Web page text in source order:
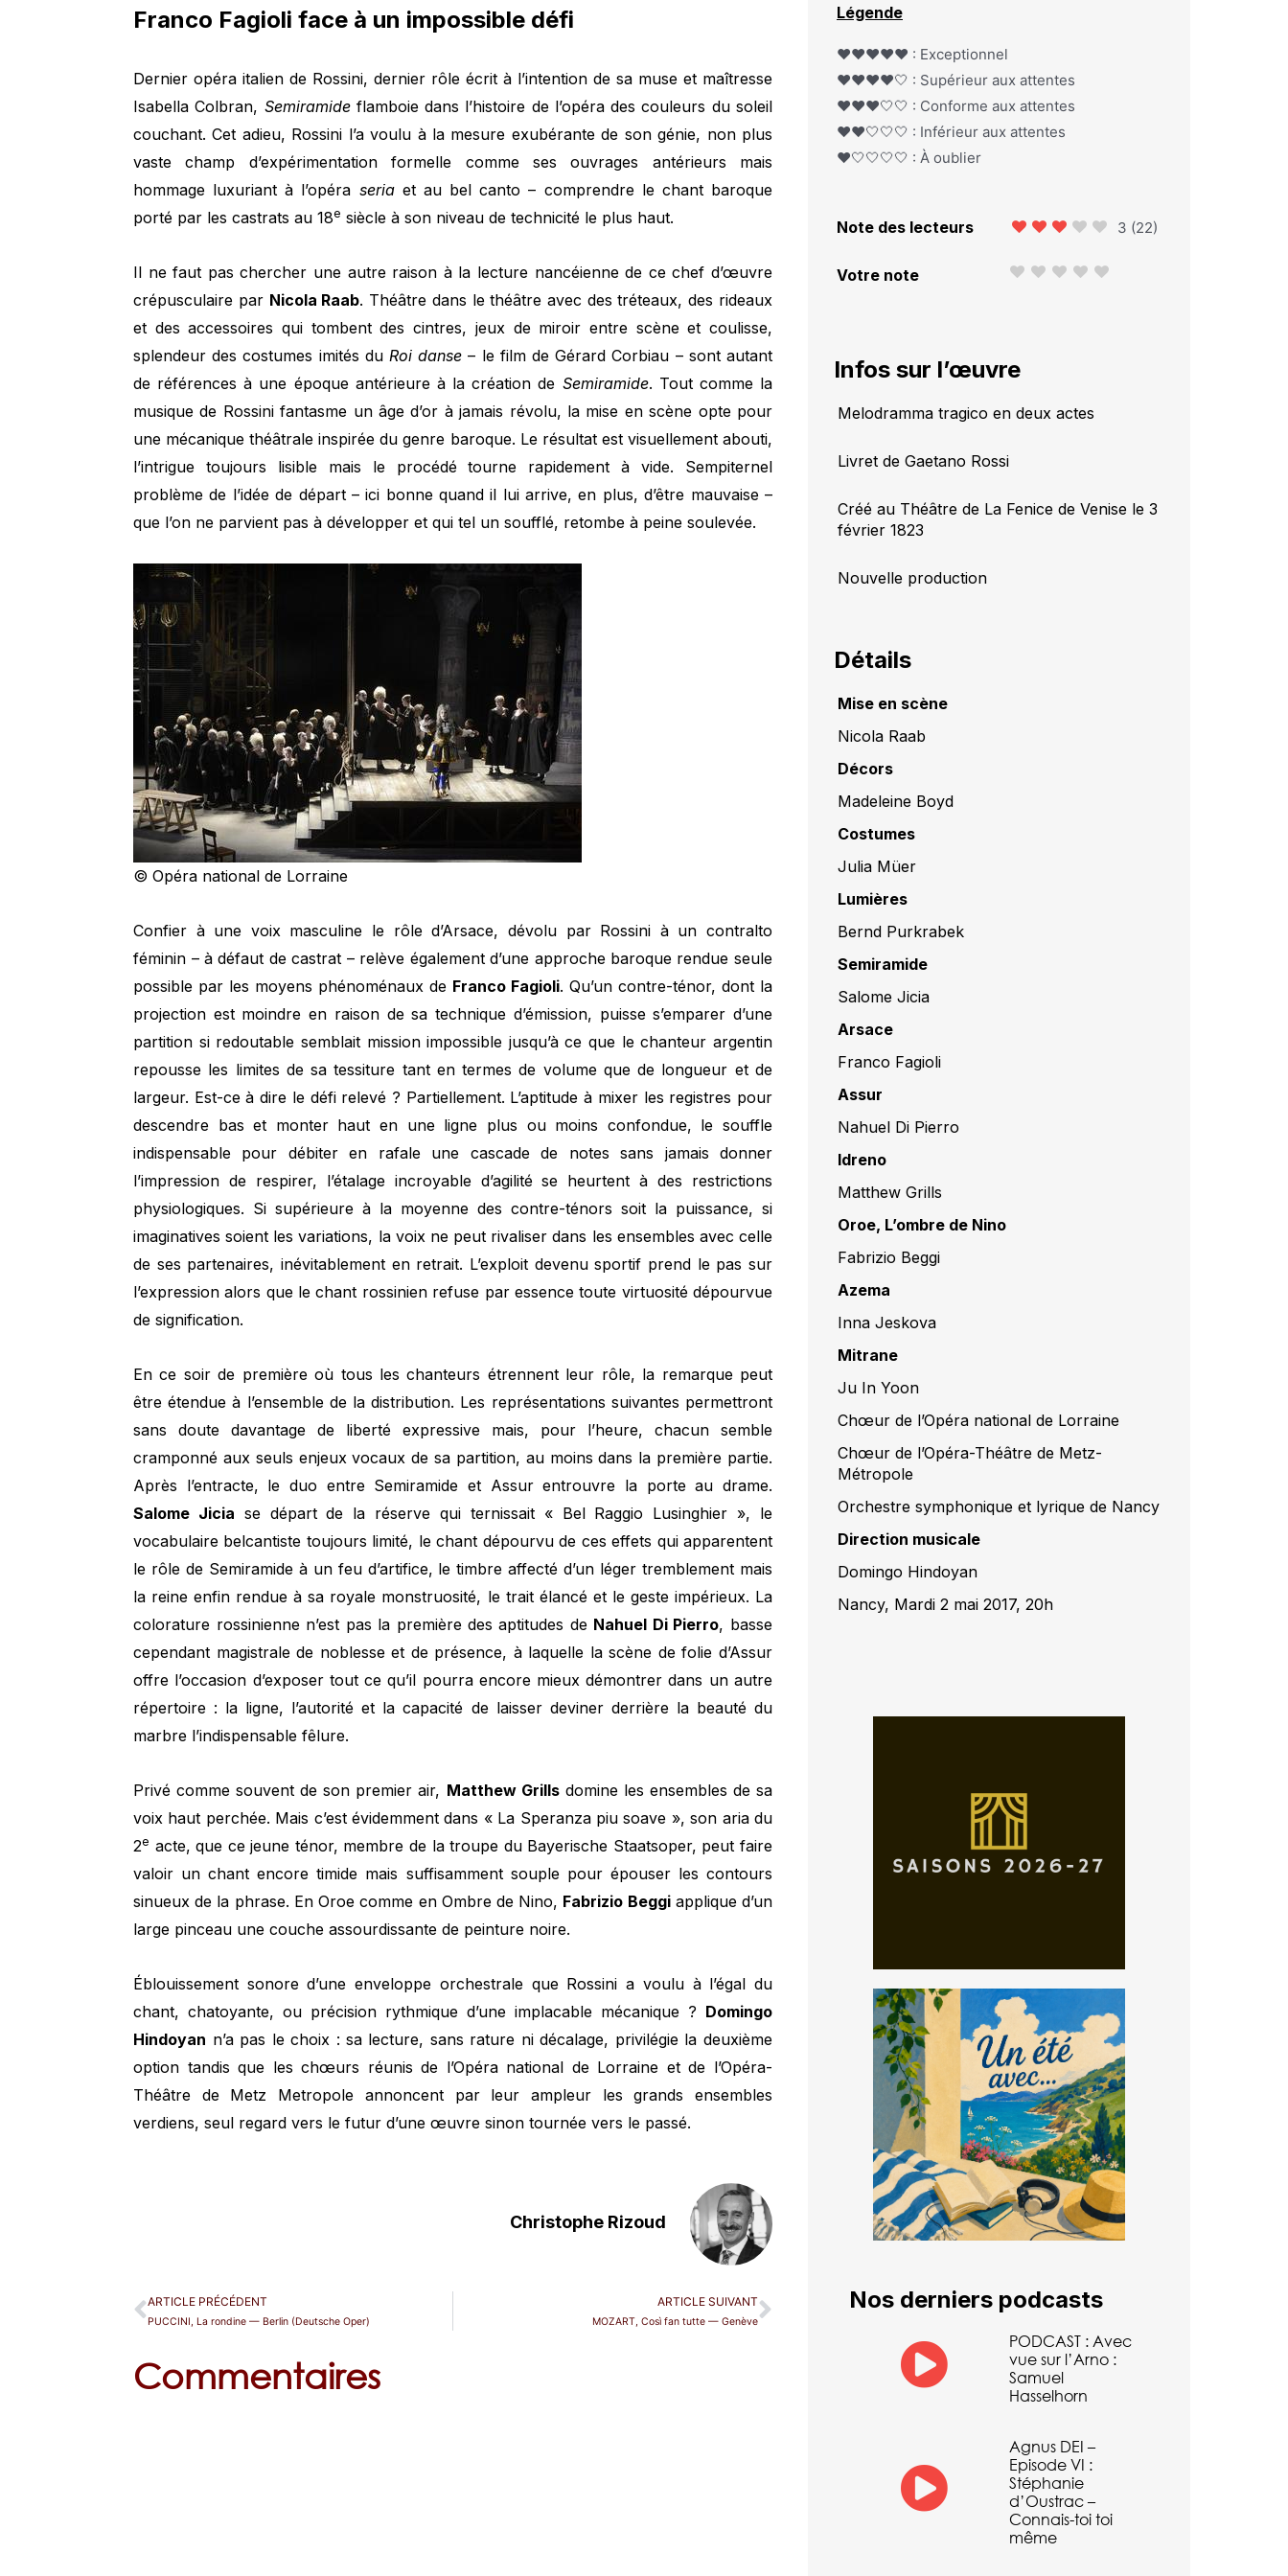
Franco Fagioli face à un impossible défi
Dernier opéra italien de Rossini, dernier rôle écrit à l’intention de sa muse et maîtresse
Isabella Colbran, Semiramideflamboie dans l’histoire de l’opéra des couleurs du soleil
couchant. Cet adieu, Rossini l’a voulu à la mesure exubérante de son génie, non plus
vaste champ d’expérimentation formelle comme ses ouvrages antérieurs mais
hommage luxuriant à l’opéra seriaet au bel canto – comprendre le chant baroque
porté par les castrats au 18e siècle à son niveau de technicité le plus haut.
Il ne faut pas chercher une autre raison à la lecture nancéienne de ce chef d’œuvre
crépusculaire par Nicola Raab. Théâtre dans le théâtre avec des tréteaux, des rideaux
et des accessoires qui tombent des cintres, jeux de miroir entre scène et coulisse,
splendeur des costumes imités duRoi danse – le film de Gérard Corbiau – sont autant
de références à une époque antérieure à la création de Semiramide. Tout comme la
musique de Rossini fantasme un âge d’or à jamais révolu, la mise en scène opte pour
une mécanique théâtrale inspirée du genre baroque. Le résultat est visuellement abouti,
l’intrigue toujours lisible mais le procédé tourne rapidement à vide. Sempiternel
problème de l’idée de départ – ici bonne quand il lui arrive, en plus, d’être mauvaise –
que l’on ne parvient pas à développer et qui tel un soufflé, retombe à peine soulevée.
© Opéra national de Lorraine
Confier à une voix masculine le rôle d’Arsace, dévolu par Rossini à un contralto
féminin – à défaut de castrat – relève également d’une approche baroque rendue seule
possible par les moyens phénoménaux de Franco Fagioli. Qu’un contre-ténor, dont la
projection est moindre en raison de sa technique d’émission, puisse s’emparer d’une
partition si redoutable semblait mission impossible jusqu’à ce que le chanteur argentin
repousse les limites de sa tessiture tant en termes de volume que de longueur et de
largeur. Est-ce à dire le défi relevé ? Partiellement. L’aptitude à mixer les registres pour
descendre bas et monter haut en une ligne plus ou moins confondue, le souffle
indispensable pour débiter en rafale une cascade de notes sans jamais donner
l’impression de respirer, l’étalage incroyable d’agilité se heurtent à des restrictions
physiologiques. Si supérieure à la moyenne des contre-ténors soit la puissance, si
imaginatives soient les variations, la voix ne peut rivaliser dans les ensembles avec celle
de ses partenaires, inévitablement en retrait. L’exploit devenu sportif prend le pas sur
l’expression alors que le chant rossinien refuse par essence toute virtuosité dépourvue
de signification.
En ce soir de première où tous les chanteurs étrennent leur rôle, la remarque peut
être étendue à l’ensemble de la distribution. Les représentations suivantes permettront
sans doute davantage de liberté expressive mais, pour l’heure, chacun semble
cramponné aux seuls enjeux vocaux de sa partition, au moins dans la première partie.
Après l’entracte, le duo entre Semiramide et Assur entrouvre la porte au drame.
Salome Jicia se départ de la réserve qui ternissait « Bel Raggio Lusinghier », le
vocabulaire belcantiste toujours limité, le chant dépourvu de ces effets qui apparentent
le rôle de Semiramide à un feu d’artifice, le timbre affecté d’un léger tremblement mais
la reine enfin rendue à sa royale monstruosité, le trait élancé et le geste impérieux. La
colorature rossinienne n’est pas la première des aptitudes de Nahuel Di Pierro, basse
cependant magistrale de noblesse et de présence, à laquelle la scène de folie d’Assur
offre l’occasion d’exposer tout ce qu’il pourra encore mieux démontrer dans un autre
répertoire : la ligne, l’autorité et la capacité de laisser deviner derrière la beauté du
marbre l’indispensable fêlure.
Privé comme souvent de son premier air, Matthew Grillsdomine les ensembles de sa
voix haut perchée. Mais c’est évidemment dans « La Speranza piu soave », son aria du
2e acte, que ce jeune ténor, membre de la troupe du Bayerische Staatsoper, peut faire
valoir un chant encore timide mais suffisamment souple pour épouser les contours
sinueux de la phrase. En Oroe comme en Ombre de Nino, Fabrizio Beggiapplique d’un
large pinceau une couche assourdissante de peinture noire.
Éblouissement sonore d’une enveloppe orchestrale que Rossini a voulu à l’égal du
chant, chatoyante, ou précision rythmique d’une implacable mécanique ? Domingo
Hindoyan n’a pas le choix : sa lecture, sans rature ni décalage, privilégie la deuxième
option tandis que les chœurs réunis de l’Opéra national de Lorraine et de l’Opéra-
Théâtre de Metz Metropole annoncent par leur ampleur les grands ensembles
verdiens, seul regard vers le futur d’une œuvre sinon tournée vers le passé.
Christophe Rizoud
ARTICLE PRÉCÉDENT
PUCCINI, La rondine — Berlin (Deutsche Oper)
ARTICLE SUIVANT
MOZART, Così fan tutte — Genève
Commentaires
Légende
❤️❤️❤️❤️❤️ : Exceptionnel
❤️❤️❤️❤️🤍 : Supérieur aux attentes
❤️❤️❤️🤍🤍 : Conforme aux attentes
❤️❤️🤍🤍🤍 : Inférieur aux attentes
❤️🤍🤍🤍🤍 : À oublier
Note des lecteurs 3 (22)
Votre note
Infos sur l’œuvre
Melodramma tragico en deux actes
Livret de Gaetano Rossi
Créé au Théâtre de La Fenice de Venise le 3
février 1823
Nouvelle production
Détails
Mise en scène
Nicola Raab
Décors
Madeleine Boyd
Costumes
Julia Müer
Lumières
Bernd Purkrabek
Semiramide
Salome Jicia
Arsace
Franco Fagioli
Assur
Nahuel Di Pierro
Idreno
Matthew Grills
Oroe, L’ombre de Nino
Fabrizio Beggi
Azema
Inna Jeskova
Mitrane
Ju In Yoon
Chœur de l’Opéra national de Lorraine
Chœur de l’Opéra-Théâtre de Metz-
Métropole
Orchestre symphonique et lyrique de Nancy
Direction musicale
Domingo Hindoyan
Nancy, Mardi 2 mai 2017, 20h
Nos derniers podcasts
PODCAST : Avec
vue sur l’Arno :
Samuel
Hasselhorn
Agnus DEI –
Episode VI :
Stéphanie
d’Oustrac –
Connais-toi toi
même